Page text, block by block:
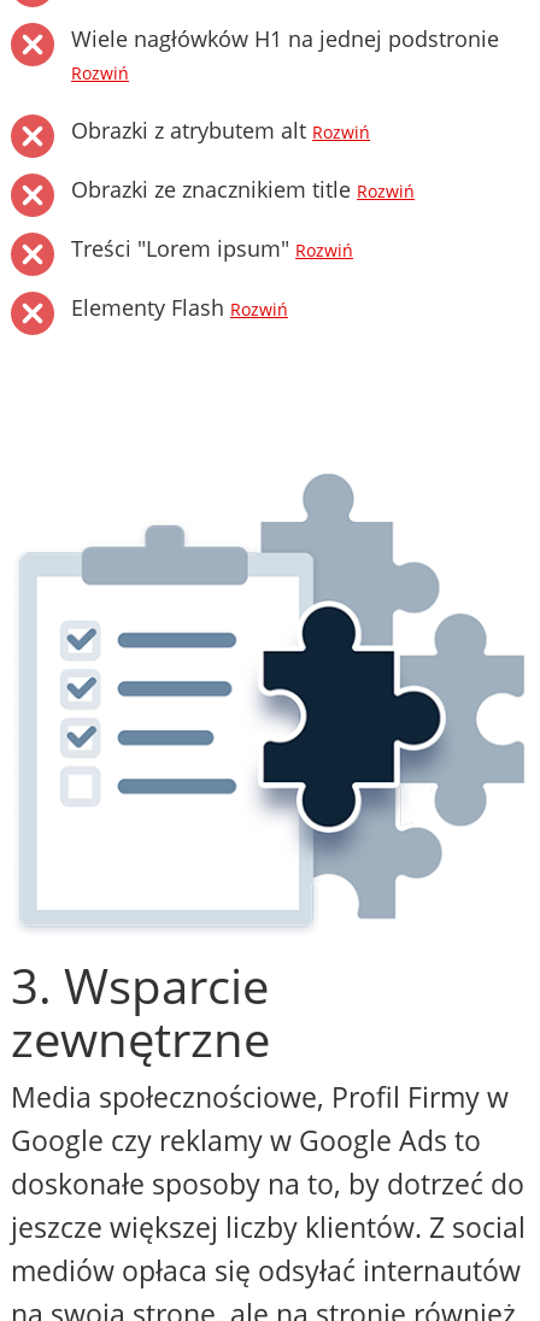
Wiele nagłówków H1 na jednej podstronie
Rozwiń
Obrazki z atrybutem alt Rozwiń
Obrazki ze znacznikiem title Rozwiń
Treści "Lorem ipsum" Rozwiń
Elementy Flash Rozwiń
3. Wsparcie
zewnętrzne
Media społecznościowe, Profil Firmy w
Google czy reklamy w Google Ads to
doskonałe sposoby na to, by dotrzeć do
jeszcze większej liczby klientów. Z social
mediów opłaca się odsyłać internautów